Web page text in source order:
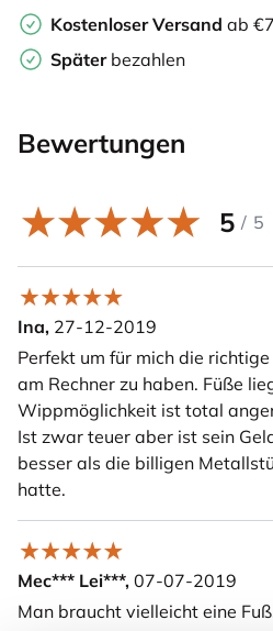
Kostenloser Versand ab
Später bezahlen
Bewertungen
5 / 5
Ina, 27-12-2019
Perfekt um für mich die
am Rechner zu haben. Füße
Wippmöglichkeit ist total
Ist zwar teuer aber ist sein
besser als die billigen
hatte.
Mec*** Lei***, 07-07-2019
Man braucht vielleicht eine